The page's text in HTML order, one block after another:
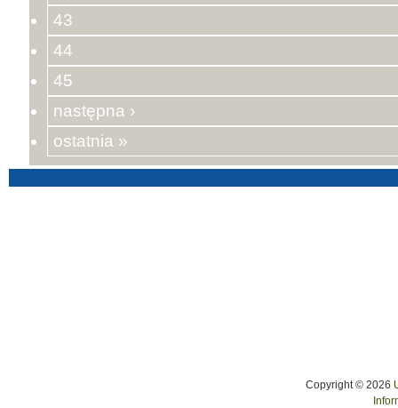
43
44
45
następna ›
ostatnia »
Copyright © 2026